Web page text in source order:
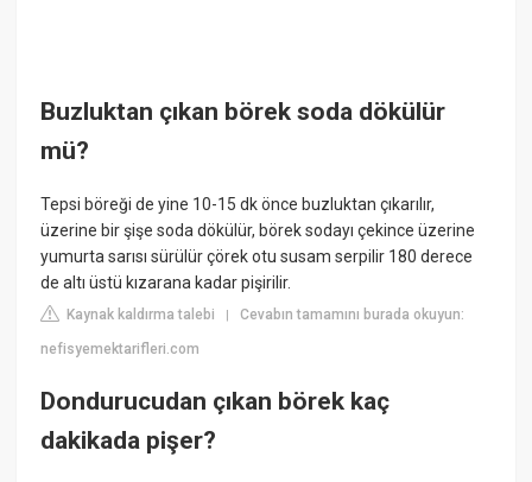
Buzluktan çıkan börek soda dökülür
mü?
Tepsi böreği de yine 10-15 dk önce buzluktan çıkarılır,
üzerine bir şişe soda dökülür, börek sodayı çekince üzerine
yumurta sarısı sürülür çörek otu susam serpilir 180 derece
de altı üstü kızarana kadar pişirilir.
Kaynak kaldırma talebi |Cevabın tamamını burada okuyun:
nefisyemektarifleri.com
Dondurucudan çıkan börek kaç
dakikada pişer?